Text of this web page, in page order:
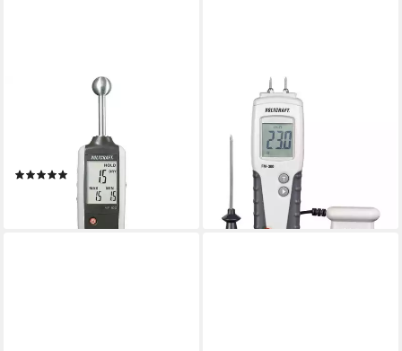
Feuchtigkeitsmesser
Materialfeuchte-Indikator MF-
(2)
ab 80,84 €
lieferbar - in 2-3 Werktagen bei dir
VOLTCRAFT
Feuchtigkeitsmesser
Holzfeuchte-Messgerät FM-
300, Temperaturmessung
ab 73,32 €
lieferbar - in 2-3 Werktagen bei dir